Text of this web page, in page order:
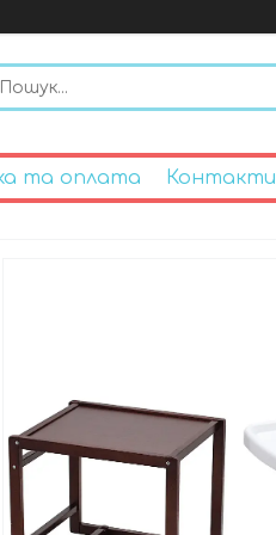
та оплата Контакти